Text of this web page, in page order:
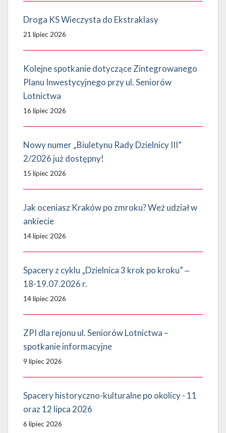
Droga KS Wieczysta do Ekstraklasy
21 lipiec 2026
Kolejne spotkanie dotyczące Zintegrowanego
Planu Inwestycyjnego przy ul. Seniorów
Lotnictwa
16 lipiec 2026
Nowy numer „Biuletynu Rady Dzielnicy III”
2/2026 już dostępny!
15 lipiec 2026
Jak oceniasz Kraków po zmroku? Weź udział w
ankiecie
14 lipiec 2026
Spacery z cyklu „Dzielnica 3 krok po kroku” ‒
18-19.07.2026 r.
14 lipiec 2026
ZPI dla rejonu ul. Seniorów Lotnictwa –
spotkanie informacyjne
9 lipiec 2026
Spacery historyczno-kulturalne po okolicy - 11
oraz 12 lipca 2026
6 lipiec 2026